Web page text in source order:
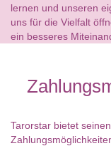
lernen und unseren
uns für die Vielfalt
ein besseres
Tarorstar bietet